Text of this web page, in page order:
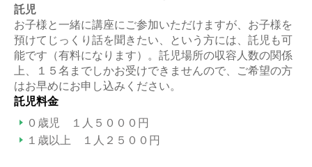
託児
お子様と一緒に講座にご参加いただけますが、お子様を
預けてじっくり話を聞きたい、という方には、託児も可
能です（有料になります）。託児場所の収容人数の関係
上、１５名までしかお受けできませんので、ご希望の方
はお早めにお申し込みください。
託児料金
０歳児 １人５０００円
１歳以上 １人２５００円